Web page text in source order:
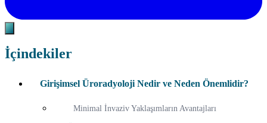
İçindekiler
Girişimsel Üroradyoloji Nedir ve Neden Önemlidir?
Minimal İnvaziv Yaklaşımların Avantajları